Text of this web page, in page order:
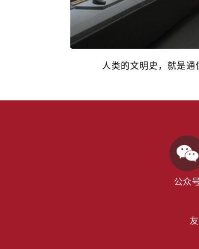
人类的文明史，就是
公众